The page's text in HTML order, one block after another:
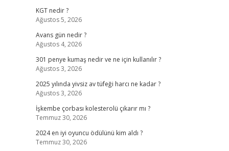
KGT nedir ?
Ağustos 5, 2026
Avans gün nedir ?
Ağustos 4, 2026
301 penye kumaş nedir ve ne için kullanılır ?
Ağustos 3, 2026
2025 yılında yivsiz av tüfeği harcı ne kadar ?
Ağustos 3, 2026
İşkembe çorbası kolesterolü çıkarır mı ?
Temmuz 30, 2026
2024 en iyi oyuncu ödülünü kim aldı ?
Temmuz 30, 2026